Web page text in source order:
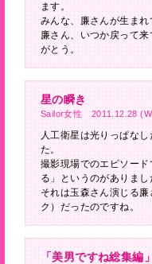
ます。
みんな、廉さんが生ま
廉さん、いつか戻って
がとう。
星の瞬き
Sailor女性 2011.12.28
人工衛星は光りっぱな
た。
撮影現場でのエピソー
る」というのがありまし
それは玉森さん演じる
ク）だったのですね。
「美男ですね総集編